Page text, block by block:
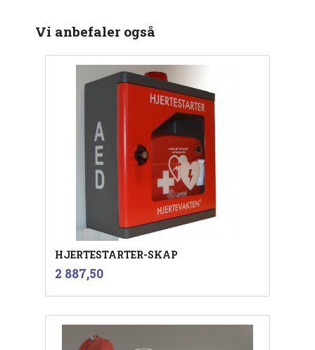
Vi anbefaler også
HJERTESTARTER-SKAP
Pris
2 887,50mva.